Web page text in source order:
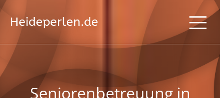
Heideperlen.de
Seniorenbetreuung in